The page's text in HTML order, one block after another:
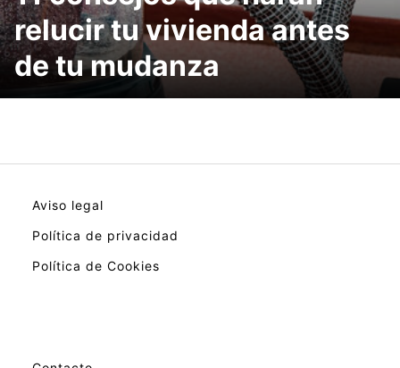
relucir tu vivienda antes
de tu mudanza
Aviso legal
Política de privacidad
Política de Cookies